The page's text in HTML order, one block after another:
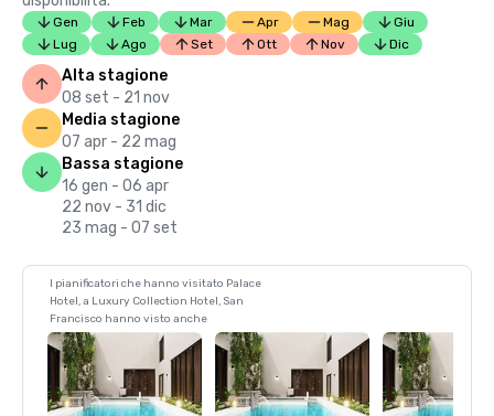
Gen Feb Mar Apr Mag
Giu
Lug
Ago Set Ott Nov Dic
Alta stagione
08 set - 21 nov
Media stagione
07 apr - 22 mag
Bassa stagione
16 gen - 06 apr
22 nov - 31 dic
23 mag - 07 set
I pianificatori che hanno visitato Palace
Hotel, a Luxury Collection Hotel, San
Francisco hanno visto anche